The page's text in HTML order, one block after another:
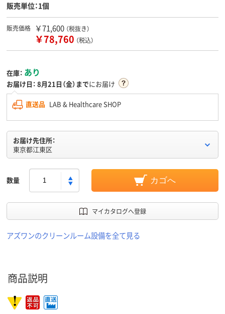
販売単位：1個
販売価格 ￥71,600 （税抜き）
￥78,760 （税込）
在庫： あり
お届け日： 8月21日（金）までにお届け
直送品 LAB & Healthcare SHOP
お届け先住所：
東京都江東区
数量 カゴへ
マイカタログへ登録
アズワンのクリーンルーム設備を全て見る
商品説明